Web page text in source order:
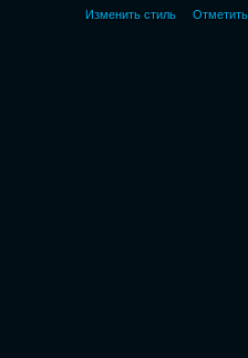
Изменить стиль